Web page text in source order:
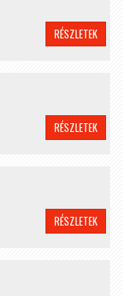
RÉSZLETEK
RÉSZLETEK
RÉSZLETEK